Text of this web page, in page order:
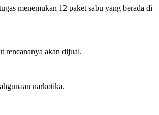
menemukan 12 paket sabu yang berada di
rencananya akan dijual.
narkotika.